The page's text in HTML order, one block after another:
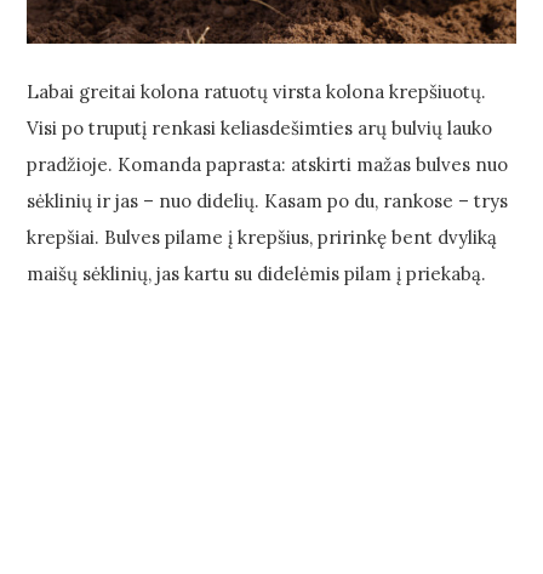
Labai greitai kolona ratuotų virsta kolona krepšiuotų.
Visi po truputį renkasi keliasdešimties arų bulvių lauko
pradžioje. Komanda paprasta: atskirti mažas bulves nuo
sėklinių ir jas – nuo didelių. Kasam po du, rankose – trys
krepšiai. Bulves pilame į krepšius, pririnkę bent dvyliką
maišų sėklinių, jas kartu su didelėmis pilam į priekabą.